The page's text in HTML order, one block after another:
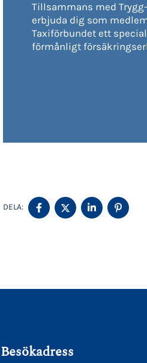
Tillsammans med
erbjuda dig som
Taxiförbundet ett
förmånligt
DELA:
DELA
PÅ
DELA
PÅ
DELA
PÅ
DELA
PÅ
Besökadress